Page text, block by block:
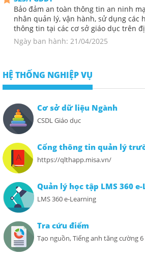
Bảo đảm an toàn thông tin an ninh
nhân quản lý, vận hành, sử dụng các
thông tin tại các cơ sở giáo dục trên
Ngày ban hành: 21/04/2025
HỆ THỐNG NGHIỆP VỤ
Cơ sở dữ liệu Ngành
CSDL Giáo dục
Cổng thông tin quản lý
https://qlthapp.misa.vn/
Quản lý học tập LMS 360
LMS 360 e-Learning
Tra cứu điểm
Tạo nguồn, Tiếng anh tăng cường 6